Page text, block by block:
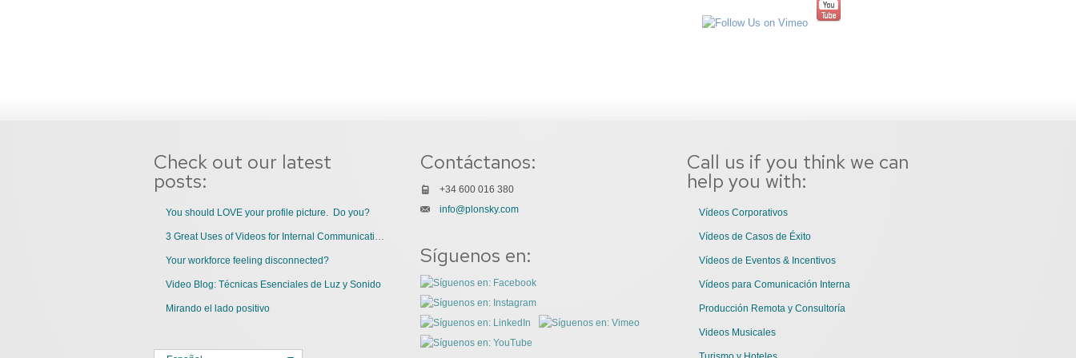
Check out our latest
posts:
You should LOVE your profile picture. Do you?
Your workforce feeling disconnected?
Video Blog: Técnicas Esenciales de Luz y Sonido
Mirando el lado positivo
Contáctanos:
+34 600 016 380
info@plonsky.com
Síguenos en:
Call us if you think we can
help you with:
Vídeos Corporativos
Vídeos de Casos de Éxito
Vídeos de Eventos & Incentivos
Vídeos para Comunicación Interna
Producción Remota y Consultoría
Videos Musicales